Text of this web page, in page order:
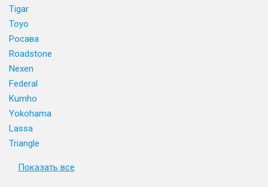
Tigar
Toyo
Росава
Roadstone
Nexen
Federal
Kumho
Yokohama
Lassa
Triangle
Показать все